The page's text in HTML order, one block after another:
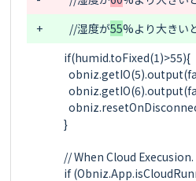
+
        //湿度が
55
          obniz.getIO(5).output(false);
          obniz.getIO(6).output(false);
          obniz.resetOnDisconnect(false);
        }